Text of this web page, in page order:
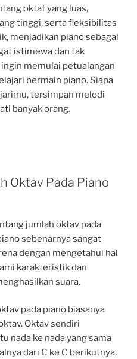
oktaf yang luas,
tinggi, serta fleksibilitas
menjadikan piano sebagai
istimewa dan tak
memulai petualangan
bermain piano. Siapa
tersimpan melodi
banyak orang.
Oktav Pada Piano
jumlah oktav pada
sebenarnya sangat
dengan mengetahui hal
karakteristik dan
suara.
pada piano biasanya
Oktav sendiri
nada ke nada yang sama
dari C ke C berikutnya.